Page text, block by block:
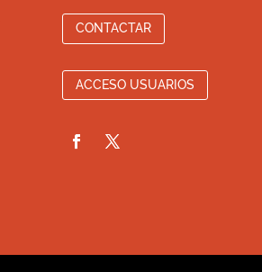
CONTACTAR
ACCESO USUARIOS